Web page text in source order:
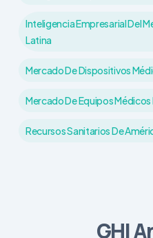
Inteligencia Empresarial Del
Latina
Mercado De Dispositivos
Mercado De Equipos
Recursos Sanitarios De
GHI